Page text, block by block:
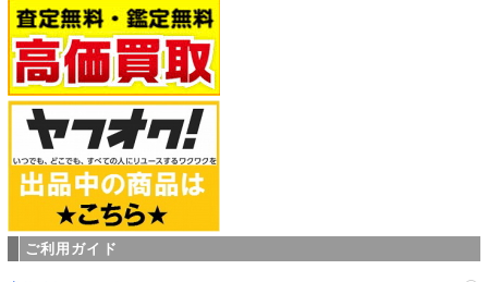
ご利用ガイド